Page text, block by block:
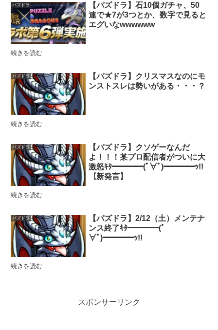
パズドラ
【パズドラ】石10個ガチャ、50
連で★7が3つとか、数字で見ると
エグいなwwwwww
続きを読む
パズドラ
【パズドラ】クリスマスなのにモ
ンストスレは勢いがある・・・？
続きを読む
パズドラ
【パズドラ】クソゲーなんだ
よ！！！某プロ配信者がついに大
激怒ｷﾀ━━━━(ﾟ∀ﾟ)━━━━ｯ!!
【新発言】
続きを読む
パズドラ
【パズドラ】2/12（土）メンテナ
ンス終了ｷﾀ━━━━(ﾟ
∀ﾟ)━━━━ｯ!!
続きを読む
スポンサーリンク